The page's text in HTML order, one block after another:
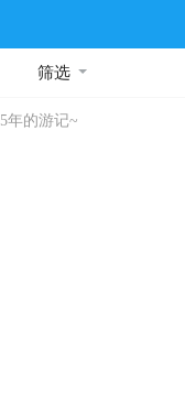
筛选
年的游记~